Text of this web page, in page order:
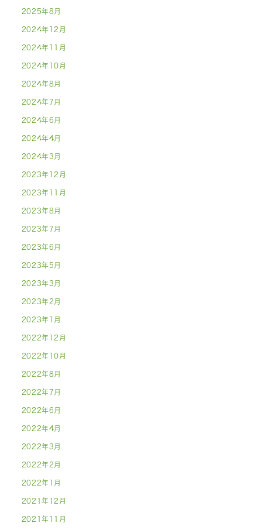
2025年8月
2024年12月
2024年11月
2024年10月
2024年8月
2024年7月
2024年6月
2024年4月
2024年3月
2023年12月
2023年11月
2023年8月
2023年7月
2023年6月
2023年5月
2023年3月
2023年2月
2023年1月
2022年12月
2022年10月
2022年8月
2022年7月
2022年6月
2022年4月
2022年3月
2022年2月
2022年1月
2021年12月
2021年11月